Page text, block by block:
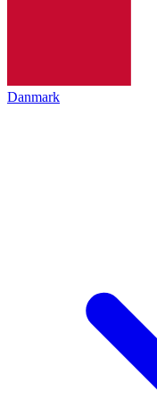
Danmark